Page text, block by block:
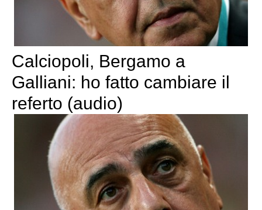
Calciopoli, Bergamo a
Galliani: ho fatto cambiare il
referto (audio)